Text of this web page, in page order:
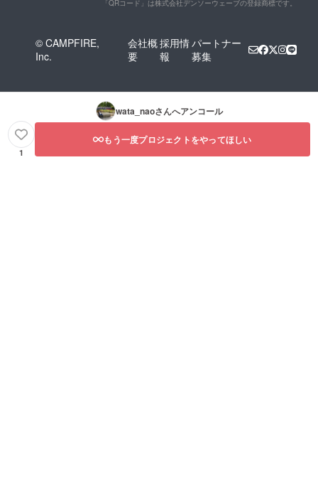
「QRコード」は株式会社デンソーウェーブの登録商標です。
© CAMPFIRE,
Inc.
会社概
要
採用情
報
パートナー
募集
wata_naoさんへアンコール
1
もう一度プロジェクトをやってほしい